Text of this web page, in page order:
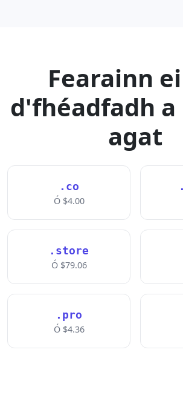
Fearainn
d'fhéadfadh
agat
.co
Ó $4.00
.store
Ó $79.06
.pro
Ó $4.36